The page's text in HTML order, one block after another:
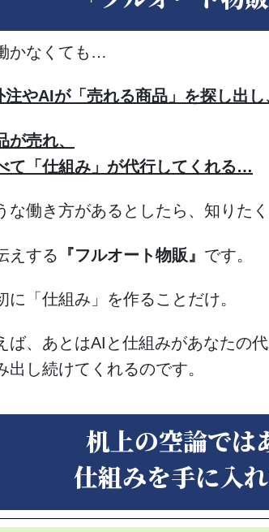
かなくても…
やAIが「売れる商品」を探し出し
売れ、
て「仕組み」が代行してくれる…
な働き方があるとしたら、知りた
えする 『フルオート物販』 です。
に「仕組み」を作ることだけ。
ば、あとはAIと仕組みがあなたの代
出し続けてくれるのです。
机上の空論では
仕組みを手に入